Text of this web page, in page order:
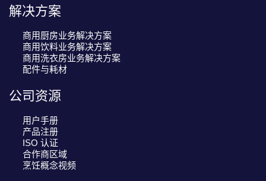
解决方案
商用厨房业务解决方案
商用饮料业务解决方案
商用洗衣房业务解决方案
配件与耗材
公司资源
用户手册
产品注册
ISO 认证
合作商区域
烹饪概念视频